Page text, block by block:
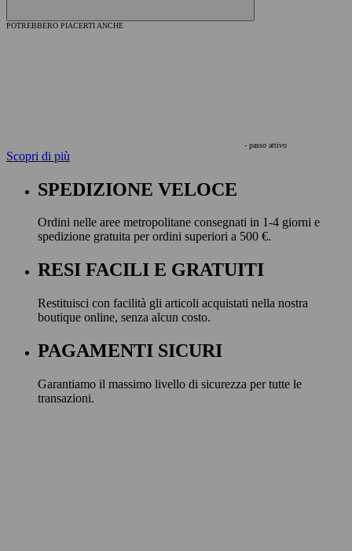
POTREBBERO PIACERTI ANCHE
- passo attivo
Scopri di più
SPEDIZIONE VELOCE
Ordini nelle aree metropolitane consegnati in 1-4 giorni e
spedizione gratuita per ordini superiori a 500 €.
RESI FACILI E GRATUITI
Restituisci con facilità gli articoli acquistati nella nostra
boutique online, senza alcun costo.
PAGAMENTI SICURI
Garantiamo il massimo livello di sicurezza per tutte le
transazioni.